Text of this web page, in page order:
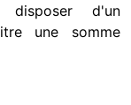
d'un
une somme